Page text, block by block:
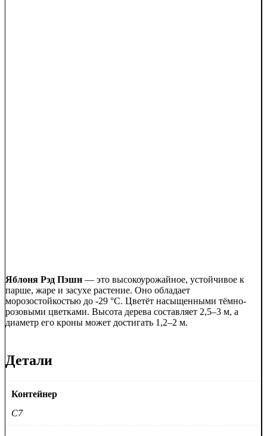
Яблоня Рэд Пэшн — это высокоурожайное, устойчивое к
парше, жаре и засухе растение. Оно обладает
морозостойкостью до -29 °C. Цветёт насыщенными тёмно-
розовыми цветками. Высота дерева составляет 2,5–3 м, а
диаметр его кроны может достигать 1,2–2 м.
Детали
Контейнер
C7